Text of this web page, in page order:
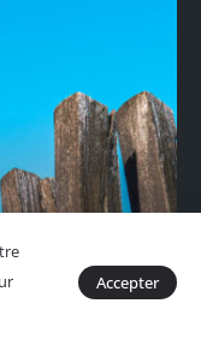
Accepter